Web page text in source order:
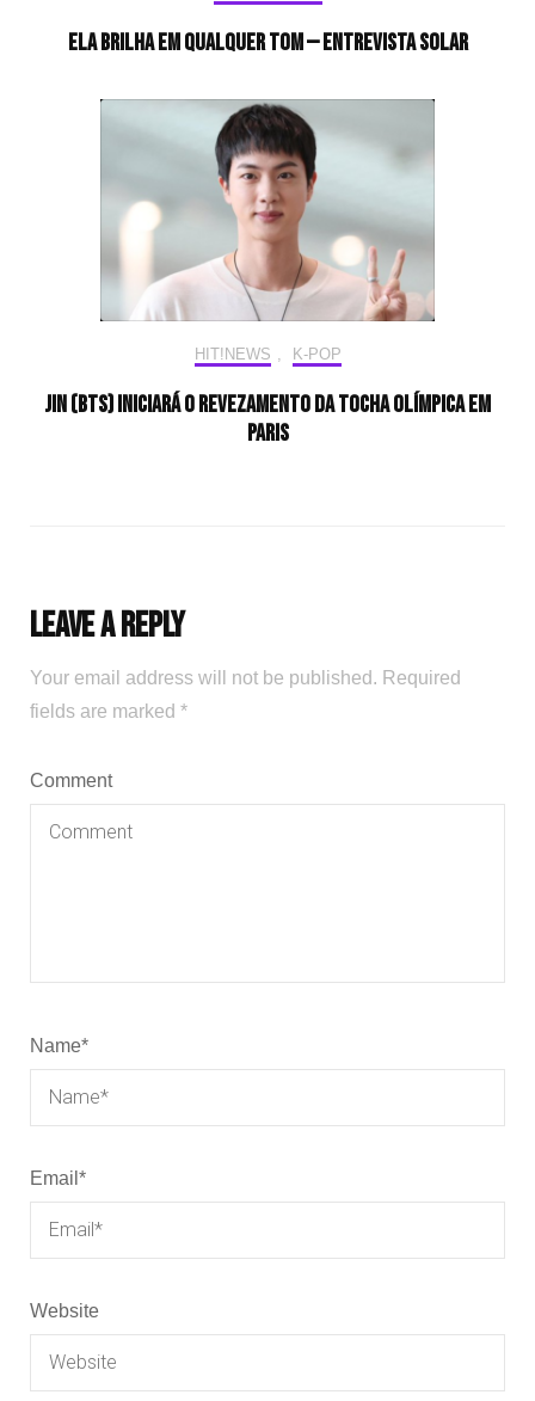
Ela brilha em qualquer tom — Entrevista Solar
HIT!NEWS , K-POP
Jin (BTS) iniciará o revezamento da tocha olímpica em
Paris
Leave a Reply
Your email address will not be published. Required
fields are marked *
Comment
Name*
Email *
Website